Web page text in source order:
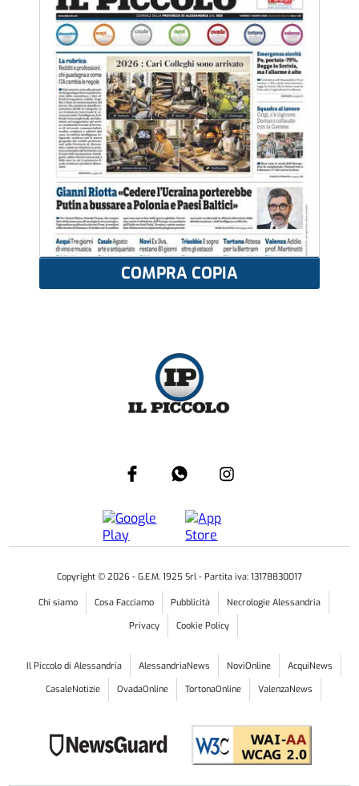
COMPRA COPIA
«Scale invivibili, intervenga chi di
dovere»
limite: nelle parti comuni dello stabile segnalano la
presenza di escrementi, urina, cattivi odori e continui
episodi di degrado. Chiedono un intervento urgente
per l'igienizzazione, che non c'è ancora stato